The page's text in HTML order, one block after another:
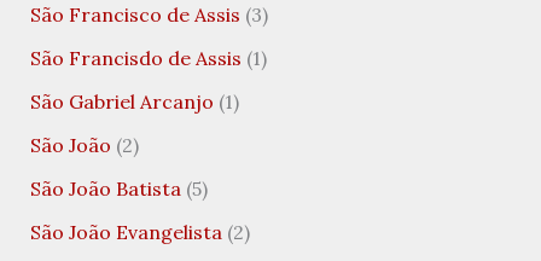
São Francisco de Assis (3)
São Francisdo de Assis (1)
São Gabriel Arcanjo (1)
São João (2)
São João Batista (5)
São João Evangelista (2)